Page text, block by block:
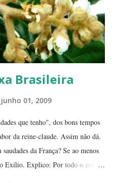
Brasileira
junho 01, 2009
que tenho", dos bons tempos
da reine-claude. Assim não dá.
da França? Se ao menos
Exílio. Explico: Por todo o mundo